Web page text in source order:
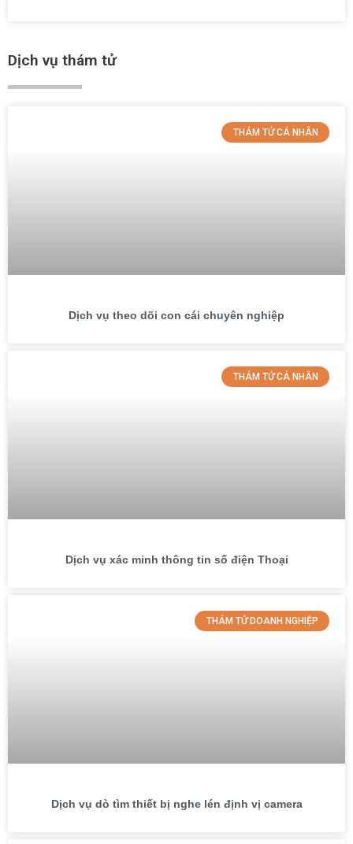
Dịch vụ thám tử
THÁM TỬ CÁ NHÂN
Dịch vụ theo dõi con cái chuyên nghiệp
THÁM TỬ CÁ NHÂN
Dịch vụ xác minh thông tin số điện Thoại
THÁM TỬ DOANH NGHIỆP
Dịch vụ dò tìm thiết bị nghe lén định vị camera